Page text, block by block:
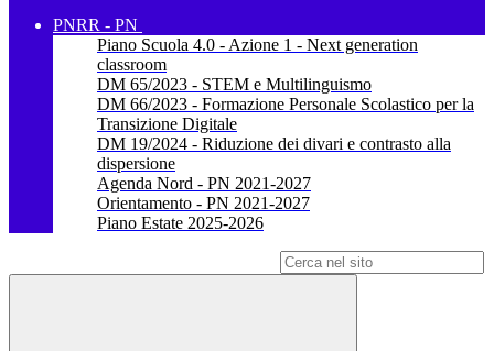
PNRR - PN
Piano Scuola 4.0 - Azione 1 - Next generation
classroom
DM 65/2023 - STEM e Multilinguismo
DM 66/2023 - Formazione Personale Scolastico per la
Transizione Digitale
DM 19/2024 - Riduzione dei divari e contrasto alla
dispersione
Agenda Nord - PN 2021-2027
Orientamento - PN 2021-2027
Piano Estate 2025-2026